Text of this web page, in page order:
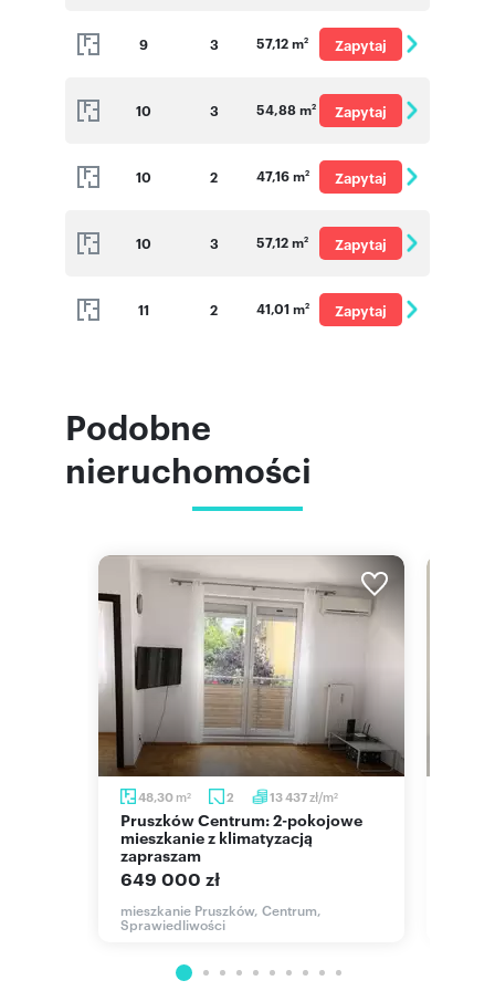
9 3 57,12 m2
Zapytaj
10 3 54,88 m2
Zapytaj
10 2 47,16 m2
Zapytaj
10 3 57,12 m2
Zapytaj
11 2 41,01 m2
Zapytaj
Podobne
nieruchomości
48,30 m2 2 13 437zł/m2
Pruszków Centrum: 2-pokojowe
mieszkanie z klimatyzacją
zapraszam
649 000 zł
mieszkanie Pruszków, Centrum,
Sprawiedliwości